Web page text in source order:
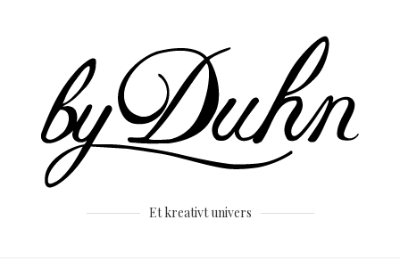
Et kreativt univers